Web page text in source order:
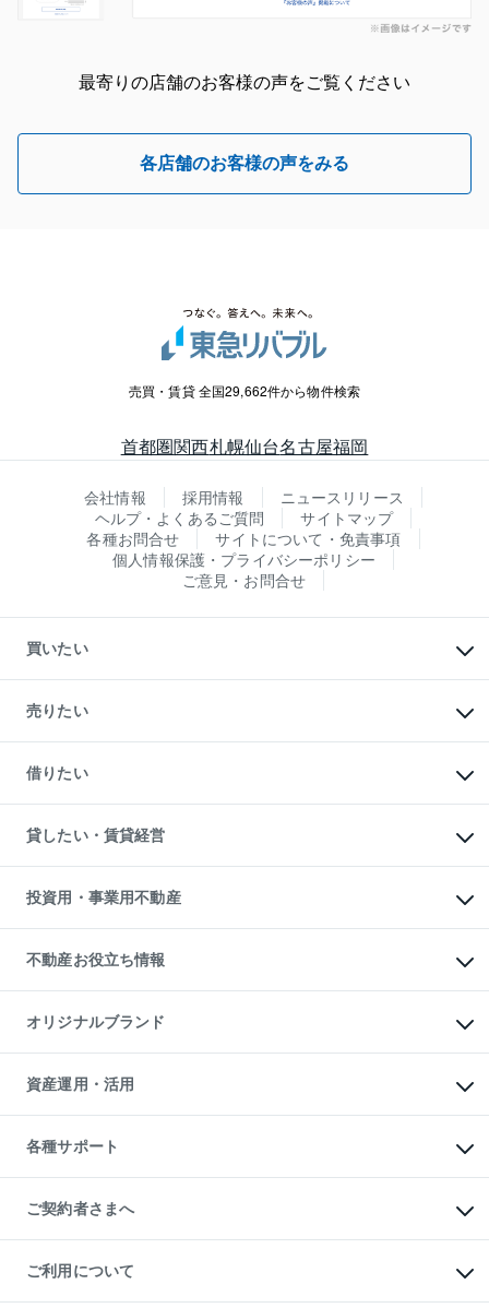
最寄りの店舗のお客様の声をご覧ください
各店舗のお客様の声をみる
売買・賃貸 全国29,662件から物件検索
首都圏関西札幌仙台名古屋福岡
会社情報 採用情報
ニュースリリース
ヘルプ・よくあるご質問
サイトマップ
各種お問合せ
サイトについて・免責事項
個人情報保護・プライバシーポリシー
ご意見・お問合せ
買いたい
新築・分譲マンションの購入
中古マンションの購入
一戸建ての購入
中古一戸建ての購入
不動産購入の流れ
注目キーワード物件特集
購入ガイド
English 繁体中文簡体中文
売りたい
一戸建ての売却・査定
土地の売却・査定
スピードAI査定
不動産査定について
不動産売却の流れ
不動産買換えの流れ
売却ガイド
借りたい
オフィス・店舗の賃貸
借りるときの流れ
借りるガイド
貸したい・賃貸経営
マンション賃料データ
賃貸管理プラン
リロケーションについて
貸すガイド
投資用・事業用不動産
事業用不動産
マンション投資
投資用マンション
アパート経営
収益物件
ビル購入（ビル一棟）
投資用不動産の売却査定
事業用不動産の売却査定
不動産お役立ち情報
マンションライブラリー
人気マンションランキング
暮らしに役立つ不動産メディア
不動産相場・不動産価格情報
不動産コラム・ニュース
不動産用語集
不動産なんでもネット相談室
住まいの税金
オリジナルブランド
一棟リノベーションマンション
L`GENTE（ルジェンテ）
区分リノベーションマンション
投資用一棟レジデンスWELL
不動産小口投資
LEGACIA（レガシア）
資産運用・活用
不動産M&A
アセットマネジメント・出資
各種サポート
相続サポート
リフォームサポート
ご契約者さまへ
ご紹介・再契約特典
入居者様専用-各種ご案内（賃貸）
東急こすもす会「こすもすWeb」
ご利用について